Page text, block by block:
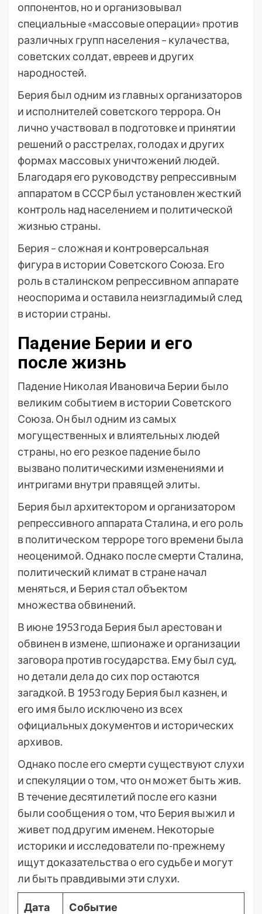
оппонентов, но и организовывал
специальные «массовые операции» против
различных групп населения – кулачества,
советских солдат, евреев и других
народностей.
Берия был одним из главных организаторов
и исполнителей советского террора. Он
лично участвовал в подготовке и принятии
решений о расстрелах, голодах и других
формах массовых уничтожений людей.
Благодаря его руководству репрессивным
аппаратом в СССР был установлен жесткий
контроль над населением и политической
жизнью страны.
Берия – сложная и контроверсальная
фигура в истории Советского Союза. Его
роль в сталинском репрессивном аппарате
неоспорима и оставила неизгладимый след
в истории страны.
Падение Берии и его
после жизнь
Падение Николая Ивановича Берии было
великим событием в истории Советского
Союза. Он был одним из самых
могущественных и влиятельных людей
страны, но его резкое падение было
вызвано политическими изменениями и
интригами внутри правящей элиты.
Берия был архитектором и организатором
репрессивного аппарата Сталина, и его роль
в политическом терроре того времени была
неоценимой. Однако после смерти Сталина,
политический климат в стране начал
меняться, и Берия стал объектом
множества обвинений.
В июне 1953 года Берия был арестован и
обвинен в измене, шпионаже и организации
заговора против государства. Ему был суд,
но детали дела до сих пор остаются
загадкой. В 1953 году Берия был казнен, и
его имя было исключено из всех
официальных документов и исторических
архивов.
Однако после его смерти существуют слухи
и спекуляции о том, что он может быть жив.
В течение десятилетий после его казни
были сообщения о том, что Берия выжил и
живет под другим именем. Некоторые
историки и исследователи по-прежнему
ищут доказательства о его судьбе и могут
ли быть правдивыми эти слухи.
Дата Событие